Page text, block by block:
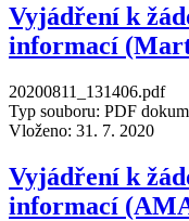
Vyjádření k
informací
20200811_131406.pdf
Typ souboru: PDF
Vloženo: 31. 7. 2020
Vyjádření k
informací